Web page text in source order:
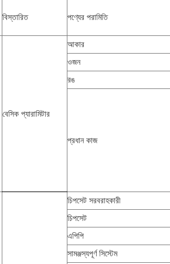
বিস্তারিত পণ্যের পরামিতি
বেসিক প্যারামিটার
আকার
ওজন
রঙ
প্রধান কাজ
চিপসেট সরবরাহকারী
চিপসেট
এপিপি
সামঞ্জস্যপূর্ণ সিস্টেম